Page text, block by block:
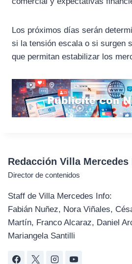
Los próximos días serán
si la tensión escala o si surgen
que permitan estabilizar los
Redacción Villa Mercedes
Director de contenidos
Staff de Villa Mercedes Info:
Fabián Nuñez, Nora Viñales,
Martín, Franco Alcaraz, Daniel
Mariangela Santilli